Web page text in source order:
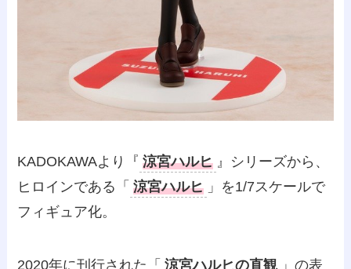
KADOKAWAより『 涼宮ハルヒ 』シリーズから、
ヒロインである「 涼宮ハルヒ 」を1/7スケールで
フィギュア化。
2020年に刊行された「 涼宮ハルヒの直観 」の表